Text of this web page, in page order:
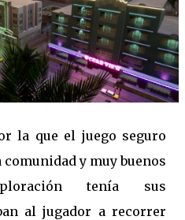
la que el juego seguro
y muy buenos
tenía sus
al jugador a recorrer